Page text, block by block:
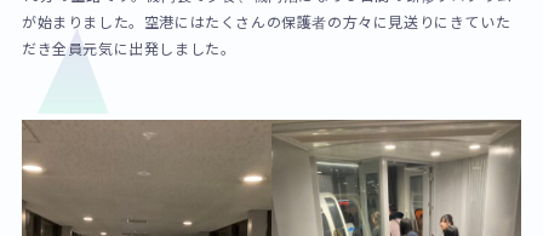
が始まりました。空港にはたくさんの保護者の方々に見送りにきていた
だき全員元気に出発しました。